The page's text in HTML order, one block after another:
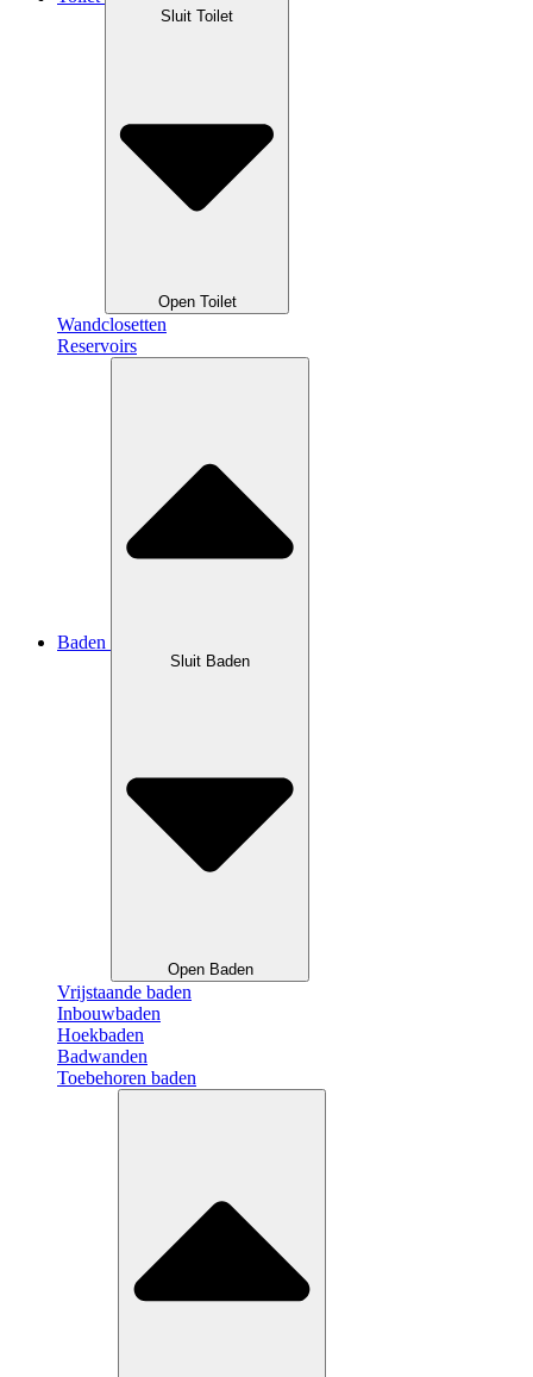
Sluit Toilet
Open Toilet
Wandclosetten
Reservoirs
Baden
Sluit Baden
Open Baden
Vrijstaande baden
Inbouwbaden
Hoekbaden
Badwanden
Toebehoren baden